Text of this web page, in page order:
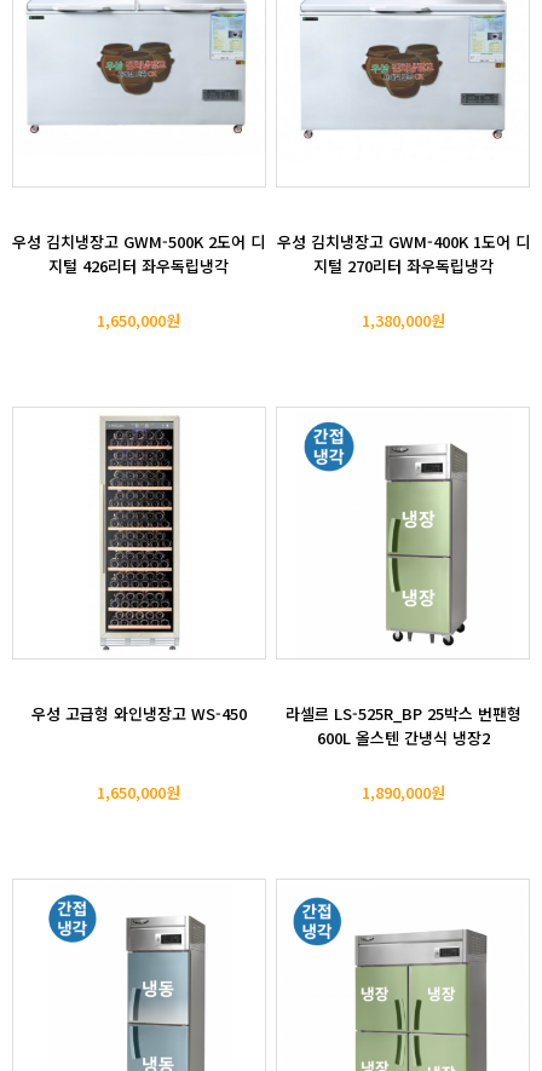
우성 김치냉장고 GWM-500K 2도어 디
지털 426리터 좌우독립냉각
1,650,000원
우성 김치냉장고 GWM-400K 1도어 디
지털 270리터 좌우독립냉각
1,380,000원
우성 고급형 와인냉장고 WS-450
1,650,000원
라셀르 LS-525R_BP 25박스 번팬형
600L 올스텐 간냉식 냉장2
1,890,000원